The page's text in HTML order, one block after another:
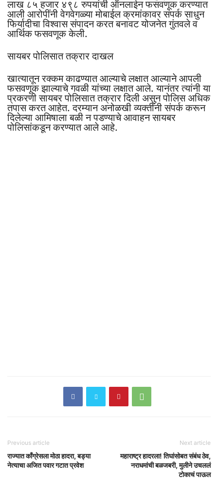
लाख ८५ हजार ४९८ रुपयांची ऑनलाईन फसवणूक करण्यात
आली आरोपींनी वेगवेगळ्या मोबाईल क्रमांकावर संपर्क साधुन
फिर्यादीचा विश्वास संपादन करत बनावट योजनेत गुंतवले व
आर्थिक फसवणूक केली.
सायबर पोलिसात तक्रार दाखल
खात्यातून रक्कम काढण्यात आल्याचे लक्षात आल्याने आपली
फसवणूक झाल्याचे गवळी यांच्या लक्षात आले. यानंतर त्यांनी या
प्रकरणी सायबर पोलिसात तक्रार दिली असुन पोलिस अधिक
तपास करत आहेत. दरम्यान अनोळखी व्यक्तींनी संपर्क करून
दिलेल्या आमिषाला बळी न पडण्याचे आवाहन सायबर
पोलिसांकडून करण्यात आले आहे.
Previous article
राज्यात काँग्रेसला मोठा हादरा, बड्या
नेत्याचा अजित पवार गटात प्रवेश
Next article
महाराष्ट्र हादरला! तिघांसोबत संबंध ठेव,
नराधमांची बळजबरी, मुलीने उचललं
टोकाचं पाऊल